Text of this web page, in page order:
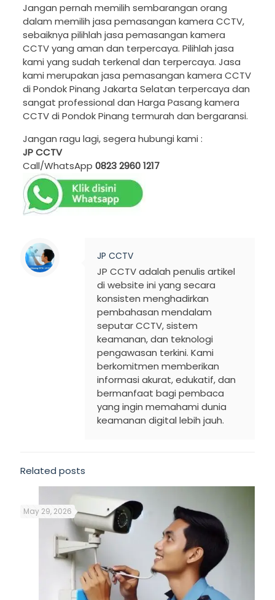
Jangan pernah memilih sembarangan orang
dalam memilih jasa pemasangan kamera CCTV,
sebaiknya pilihlah jasa pemasangan kamera
CCTV yang aman dan terpercaya. Pilihlah jasa
kami yang sudah terkenal dan terpercaya. Jasa
kami merupakan jasa pemasangan kamera CCTV
di Pondok Pinang Jakarta Selatan terpercaya dan
sangat professional dan Harga Pasang kamera
CCTV di Pondok Pinang termurah dan bergaransi.
Jangan ragu lagi, segera hubungi kami :
JP CCTV
Call/WhatsApp 0823 2960 1217
JP CCTV
JP CCTV adalah penulis artikel
di website ini yang secara
konsisten menghadirkan
pembahasan mendalam
seputar CCTV, sistem
keamanan, dan teknologi
pengawasan terkini. Kami
berkomitmen memberikan
informasi akurat, edukatif, dan
bermanfaat bagi pembaca
yang ingin memahami dunia
keamanan digital lebih jauh.
Related posts
May 29, 2026